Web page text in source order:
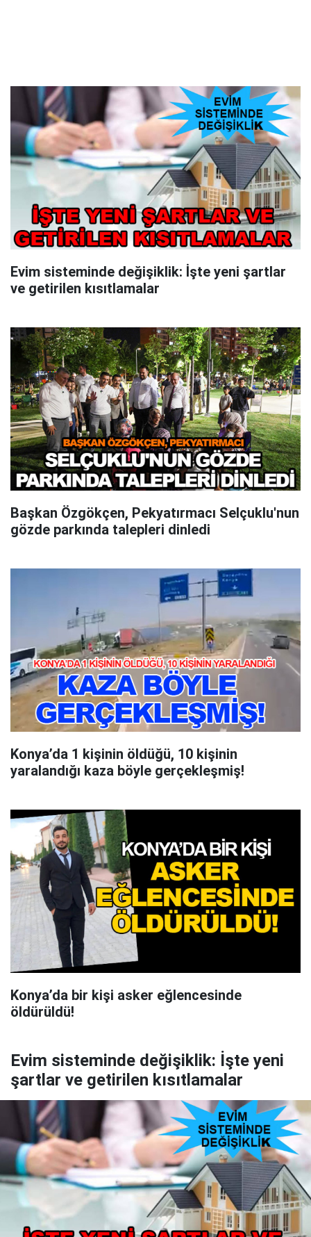
Evim sisteminde değişiklik: İşte yeni şartlar
ve getirilen kısıtlamalar
Başkan Özgökçen, Pekyatırmacı Selçuklu'nun
gözde parkında talepleri dinledi
Konya’da 1 kişinin öldüğü, 10 kişinin
yaralandığı kaza böyle gerçekleşmiş!
Konya’da bir kişi asker eğlencesinde
öldürüldü!
Evim sisteminde değişiklik: İşte yeni
şartlar ve getirilen kısıtlamalar